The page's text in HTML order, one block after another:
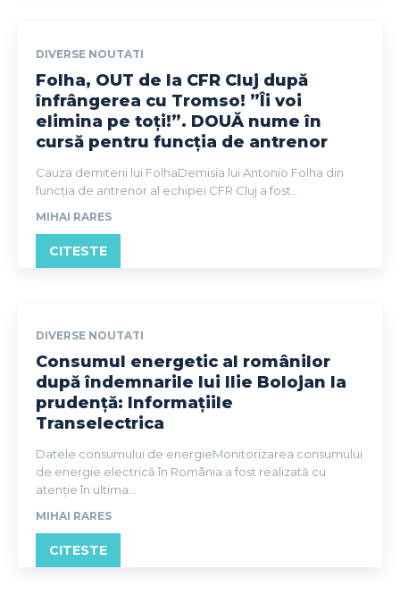
DIVERSE NOUTATI
Folha, OUT de la CFR Cluj după
înfrângerea cu Tromso! ”Îi voi
elimina pe toți!”. DOUĂ nume în
cursă pentru funcția de antrenor
Cauza demiterii lui FolhaDemisia lui Antonio Folha din
funcția de antrenor al echipei CFR Cluj a fost...
MIHAI RARES
CITESTE
DIVERSE NOUTATI
Consumul energetic al românilor
după îndemnarile lui Ilie Bolojan la
prudență: Informațiile
Transelectrica
Datele consumului de energieMonitorizarea consumului
de energie electrică în România a fost realizată cu
atenție în ultima...
MIHAI RARES
CITESTE